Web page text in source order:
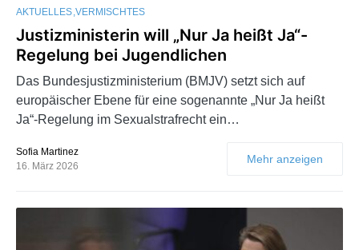
AKTUELLES VERMISCHTES
Justizministerin will „Nur Ja heißt Ja“-
Regelung bei Jugendlichen
Das Bundesjustizministerium (BMJV) setzt sich auf
europäischer Ebene für eine sogenannte „Nur Ja heißt
Ja“-Regelung im Sexualstrafrecht ein…
Sofia Martinez
16. März 2026
Mehr anzeigen